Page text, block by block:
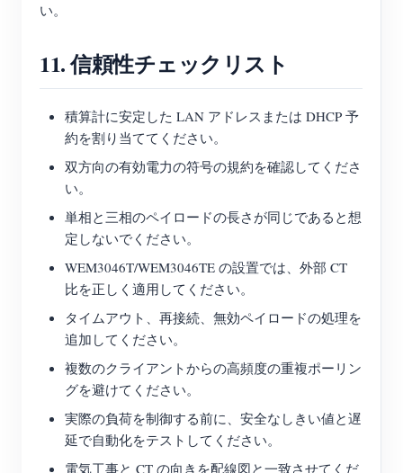
い。
11. 信頼性チェックリスト
積算計に安定した LAN アドレスまたは DHCP 予
約を割り当ててください。
双方向の有効電力の符号の規約を確認してくださ
い。
単相と三相のペイロードの長さが同じであると想
定しないでください。
WEM3046T/WEM3046TE の設置では、外部 CT
比を正しく適用してください。
タイムアウト、再接続、無効ペイロードの処理を
追加してください。
複数のクライアントからの高頻度の重複ポーリン
グを避けてください。
実際の負荷を制御する前に、安全なしきい値と遅
延で自動化をテストしてください。
電気工事と CT の向きを配線図と一致させてくだ